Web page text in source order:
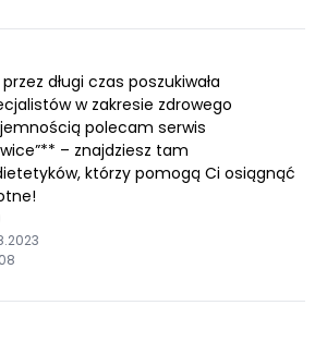
długi czas poszukiwała
w zakresie zdrowego
polecam serwis
– znajdziesz tam
którzy pomogą Ci osiągnąć